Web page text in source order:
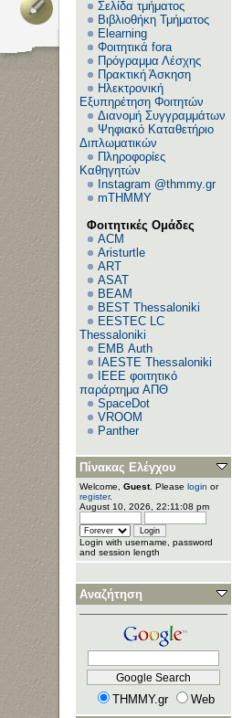
Σελίδα τμήματος
Βιβλιοθήκη Τμήματος
Elearning
Φοιτητικά fora
Πρόγραμμα Λέσχης
Πρακτική Άσκηση
Ηλεκτρονική
Εξυπηρέτηση Φοιτητών
Διανομή Συγγραμμάτων
Ψηφιακό Καταθετήριο
Διπλωματικών
Πληροφορίες
Καθηγητών
Instagram @thmmy.gr
mTHMMY
Φοιτητικές Ομάδες
ACM
Aristurtle
ART
ASAT
BEAM
BEST Thessaloniki
EESTEC LC
Thessaloniki
EΜΒ Auth
IAESTE Thessaloniki
IEEE φοιτητικό
παράρτημα ΑΠΘ
SpaceDot
VROOM
Panther
Πίνακας Ελέγχου
Welcome, Guest. Please login or
register.
August 10, 2026, 22:11:08 pm
Login with username, password
and session length
Αναζήτηση
THMMY.gr
Web